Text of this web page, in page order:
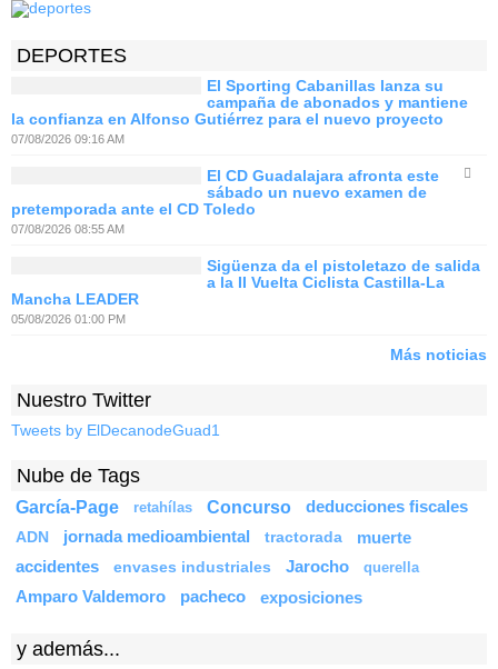
DEPORTES
El Sporting Cabanillas lanza su
campaña de abonados y mantiene
la confianza en Alfonso Gutiérrez para el nuevo proyecto
07/08/2026 09:16 AM
El CD Guadalajara afronta este
sábado un nuevo examen de
pretemporada ante el CD Toledo
07/08/2026 08:55 AM
Sigüenza da el pistoletazo de salida
a la II Vuelta Ciclista Castilla-La
Mancha LEADER
05/08/2026 01:00 PM
Más noticias
Nuestro Twitter
Tweets by ElDecanodeGuad1
Nube de Tags
García-Page retahílas Concurso
deducciones fiscales
ADN
jornada medioambiental tractorada muerte
accidentes envases industriales Jarocho querella
Amparo Valdemoro pacheco exposiciones
y además...